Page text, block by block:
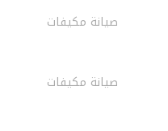
صيانة مكيفات
صيانة مكيفات